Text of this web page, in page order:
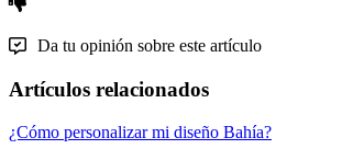
Da tu opinión sobre este artículo
Artículos relacionados
¿Cómo personalizar mi diseño Bahía?